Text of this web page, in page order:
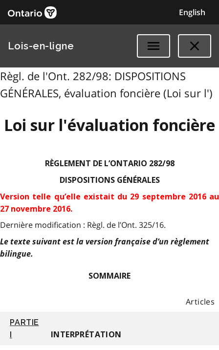
English
Lois-en-ligne
Règl. de l'Ont. 282/98: DISPOSITIONS
GÉNÉRALES, évaluation foncière (Loi sur l')
Loi sur l'évaluation foncière
RÈGLEMENT DE L’ONTARIO 282/98
DISPOSITIONS GÉNÉRALES
Version telle qu’elle existait du 29 septembre 2016 au
27 novembre 2016.
Dernière modification : Règl. de l’Ont. 325/16.
Le texte suivant est la version française d’un règlement
bilingue.
SOMMAIRE
Articles
PARTIE
I
INTERPRÉTATION